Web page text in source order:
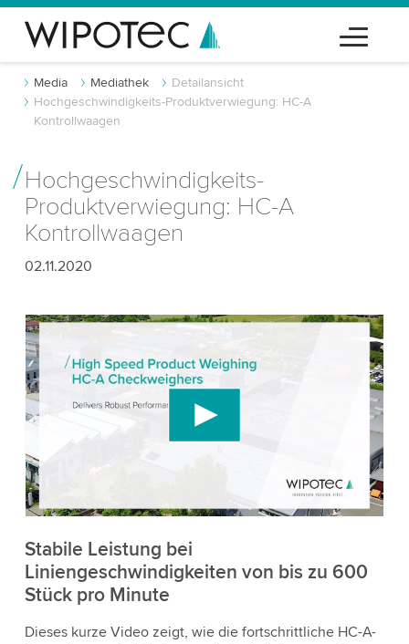
Media Mediathek
Detailansicht
Hochgeschwindigkeits-Produktverwiegung: HC-A
Kontrollwaagen
Hochgeschwindigkeits-
Produktverwiegung: HC-A
Kontrollwaagen
02.11.2020
YouTube-Videodienst zu laden!
Wir verwenden einen Drittanbieterdienst, um
Videoinhalte einzubetten, der Daten über Ihre
Weitere Informationen
Stabile Leistung bei
Liniengeschwindigkeiten von bis zu 600
Stück pro Minute
Dieses kurze Video zeigt, wie die fortschrittliche HC-A-